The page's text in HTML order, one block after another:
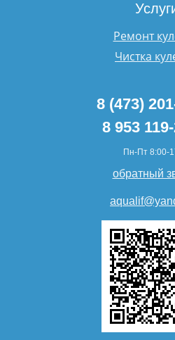
Ремонт
Чистка
8 (473)
8 953
Пн-Пт 8:00-
обратный